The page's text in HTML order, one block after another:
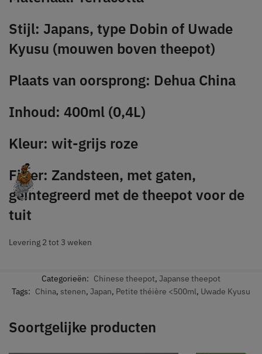
Stijl: Japans, type Dobin of Uwade
Kyusu (mouwen boven theepot)
Plaats van oorsprong: Dehua China
Inhoud: 400ml (0,4L)
Kleur: wit-grijs roze
Filter: Zandsteen, met gaten,
geïntegreerd met de theepot voor de
tuit
Levering 2 tot 3 weken
Categorieën: Chinese theepot, Japanse theepot
Tags: China, stenen, Japan, Petite théière <500ml, Uwade Kyusu
Soortgelijke producten